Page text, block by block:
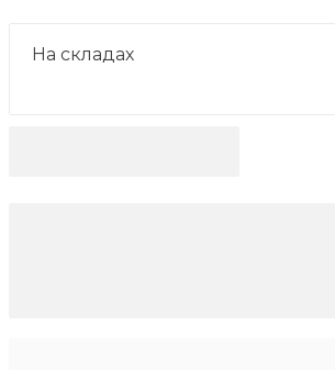
На складах